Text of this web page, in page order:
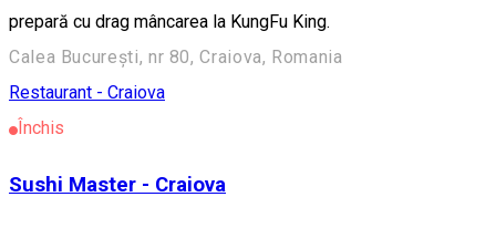
prepară cu drag mâncarea la KungFu King.
Calea București, nr 80, Craiova, Romania
Restaurant - Craiova
Închis
Sushi Master - Craiova